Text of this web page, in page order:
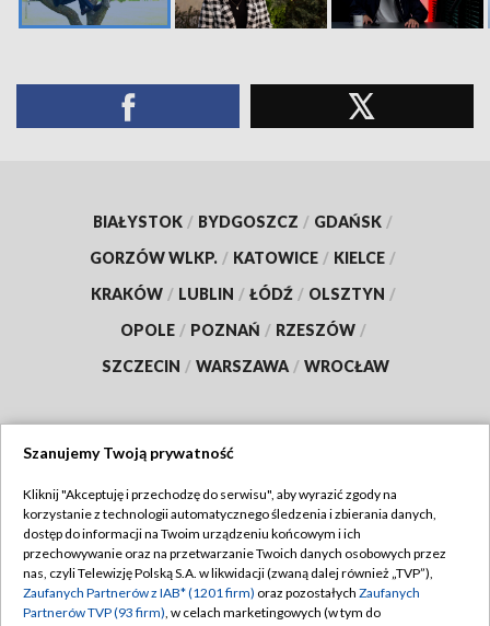
BIAŁYSTOK / BYDGOSZCZ / GDAŃSK /
GORZÓW WLKP. / KATOWICE / KIELCE /
KRAKÓW / LUBLIN / ŁÓDŹ / OLSZTYN /
OPOLE / POZNAŃ / RZESZÓW /
SZCZECIN / WARSZAWA / WROCŁAW
TVP
Abonament TVP
Emisja w TVP
Regulamin TVP
Polityka prywatności
Szanujemy Twoją prywatność
Kliknij "Akceptuję i przechodzę do serwisu", aby wyrazić zgody na
korzystanie z technologii automatycznego śledzenia i zbierania danych,
dostęp do informacji na Twoim urządzeniu końcowym i ich
przechowywanie oraz na przetwarzanie Twoich danych osobowych przez
nas, czyli Telewizję Polską S.A. w likwidacji (zwaną dalej również „TVP”),
Zaufanych Partnerów z IAB* (1201 firm) oraz pozostałych Zaufanych
Partnerów TVP (93 firm), w celach marketingowych (w tym do